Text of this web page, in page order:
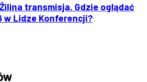
transmisja. Gdzie oglądać
w Lidze Konferencji?